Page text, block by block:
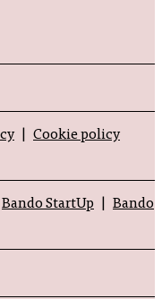
Cookie policy
Bando StartUp
Bando